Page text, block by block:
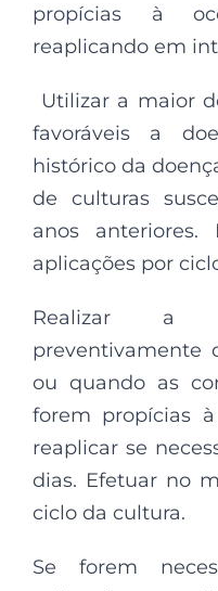
propícias à
reaplicando em
Utilizar a maior
favoráveis a
histórico da
de culturas
anos
aplicações por
Realizar a
preventivamente
ou quando as
forem propícias
reaplicar se
dias. Efetuar no
ciclo da cultura.
Se forem